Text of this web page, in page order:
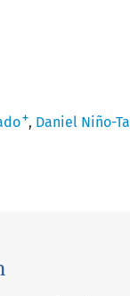
+ Daniel Niño-